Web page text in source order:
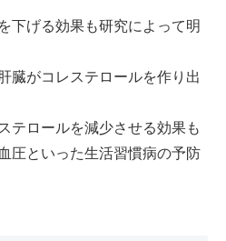
下げる効果も研究によって明
臓がコレステロールを作り出
テロールを減少させる効果も
圧といった生活習慣病の予防